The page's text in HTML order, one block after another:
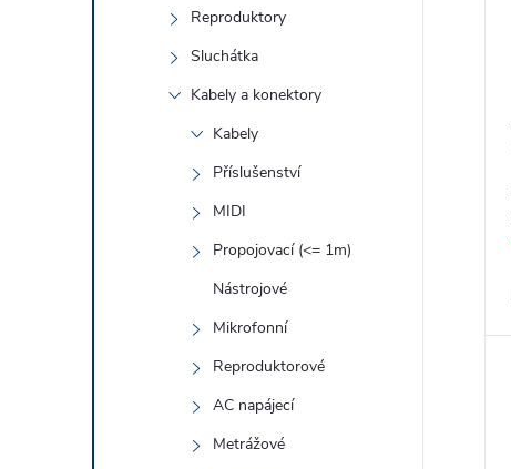
Reproduktory
Sluchátka
Kabely a konektory
Kabely
Příslušenství
MIDI
Propojovací (<= 1m)
Nástrojové
Mikrofonní
Reproduktorové
AC napájecí
Metrážové
k
u